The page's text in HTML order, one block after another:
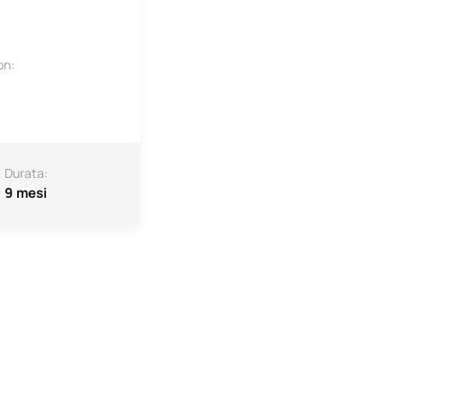
Durata:
9 mesi